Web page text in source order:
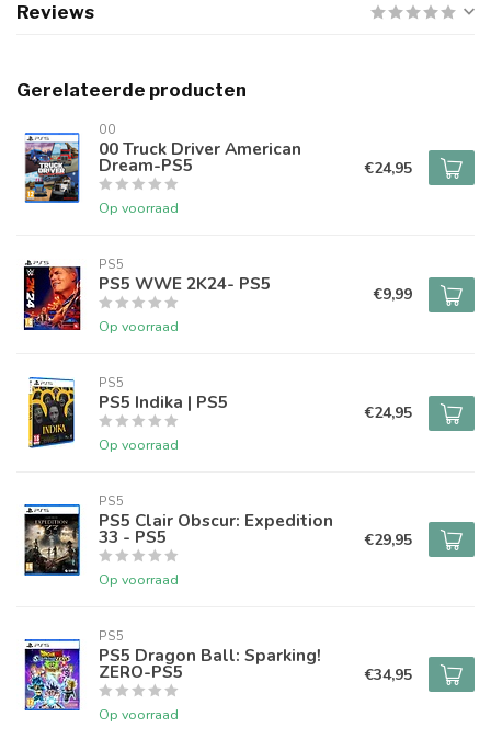
Reviews
Gerelateerde producten
00
00 Truck Driver American
Dream-PS5
Op voorraad
€24,95
PS5
PS5 WWE 2K24- PS5
Op voorraad
€9,99
PS5
PS5 Indika | PS5
Op voorraad
€24,95
PS5
PS5 Clair Obscur: Expedition
33 - PS5
Op voorraad
€29,95
PS5
PS5 Dragon Ball: Sparking!
ZERO-PS5
Op voorraad
€34,95